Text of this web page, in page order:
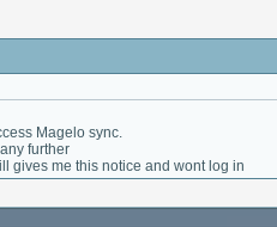
Magelo sync.
further
gives me this notice and wont log in